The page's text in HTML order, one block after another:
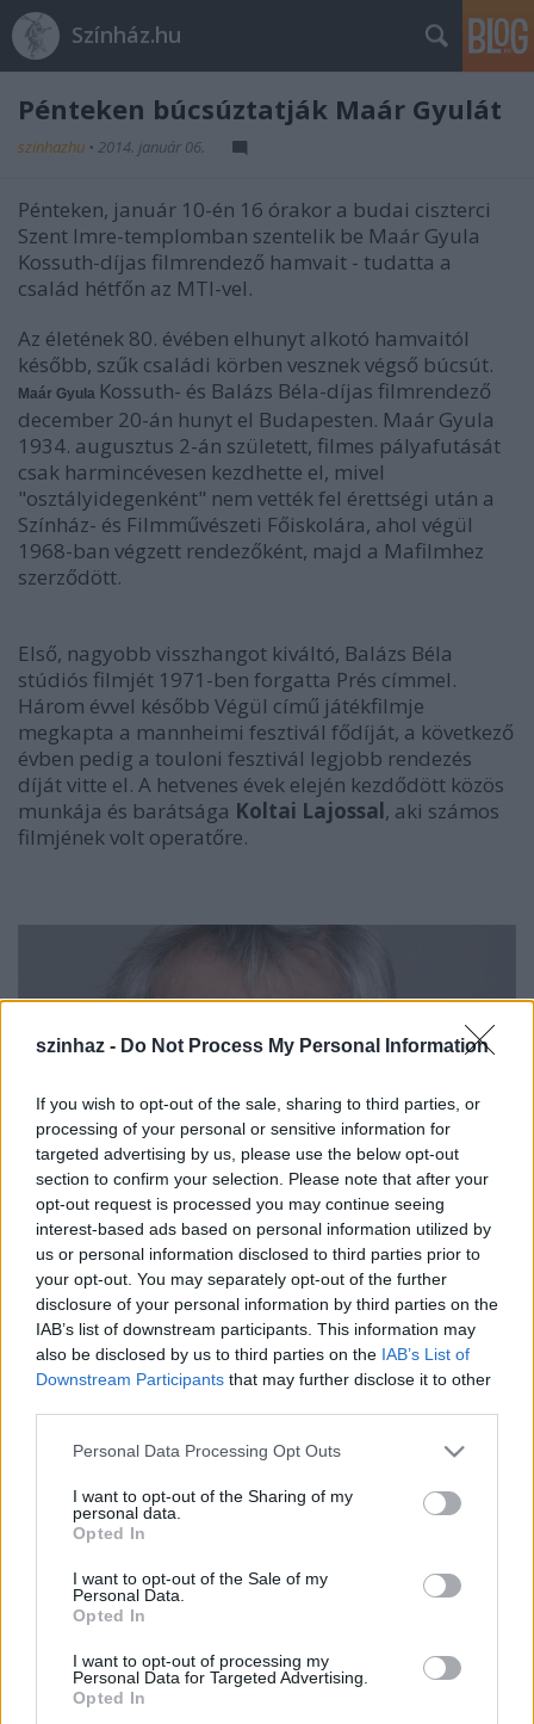
szinhaz - Do Not Process My Personal Information
If you wish to opt-out of the sale, sharing to third parties, or
processing of your personal or sensitive information for
targeted advertising by us, please use the below opt-out
section to confirm your selection. Please note that after your
opt-out request is processed you may continue seeing
interest-based ads based on personal information utilized by
us or personal information disclosed to third parties prior to
your opt-out. You may separately opt-out of the further
disclosure of your personal information by third parties on the
IAB’s list of downstream participants. This information may
also be disclosed by us to third parties on the IAB’s List of
Downstream Participants that may further disclose it to other
Please note that this website/app uses one or more Google
not limited to your visit or usage behaviour. You may click to
grant or deny consent to Google and its third-party tags to
use your data for below specified purposes in below Google
consent section.
Personal Data Processing Opt Outs
I want to opt-out of the Sharing of my
personal data.
Opted In
I want to opt-out of the Sale of my
Personal Data.
Opted In
I want to opt-out of processing my
Personal Data for Targeted Advertising.
Opted In
Színház.hu
Pénteken búcsúztatják Maár Gyulát
szinhazhu • 2014. január 06.
Pénteken, január 10-én 16 órakor a budai ciszterci
Szent Imre-templomban szentelik be Maár Gyula
Kossuth-díjas filmrendező hamvait - tudatta a
család hétfőn az MTI-vel.
Az életének 80. évében elhunyt alkotó hamvaitól
később, szűk családi körben vesznek végső búcsút.
Maár Gyula Kossuth- és Balázs Béla-díjas filmrendező
december 20-án hunyt el Budapesten. Maár Gyula
1934. augusztus 2-án született, filmes pályafutását
csak harmincévesen kezdhette el, mivel
"osztályidegenként" nem vették fel érettségi után a
Színház- és Filmművészeti Főiskolára, ahol végül
1968-ban végzett rendezőként, majd a Mafilmhez
szerződött.
Első, nagyobb visszhangot kiváltó, Balázs Béla
stúdiós filmjét 1971-ben forgatta Prés címmel.
Három évvel később Végül című játékfilmje
megkapta a mannheimi fesztivál fődíját, a következő
évben pedig a touloni fesztivál legjobb rendezés
díját vitte el. A hetvenes évek elején kezdődött közös
munkája és barátsága Koltai Lajossal, aki számos
filmjének volt operatőre.
Maár Gyula1976-ban rendezte a Déryné, hol van?
című filmjét. Ennek főszerepét felesége,Törőcsik
Marijátszotta, aki a cannes-i filmfesztiválon elnyerte
1983-ban Déry Tibor írása alapján forgatta a
főszerepet a hazájában akkor politikai okokból
mellőzött Jirí Menzelre osztotta. 1986-ban készült az
játékfilmje, 1992-ben pedig Törőcsik Mari és Garas
Dezső főszereplésével a Hoppá, a rendszerváltásról
filmfesztiválon képviselte Magyarországot.